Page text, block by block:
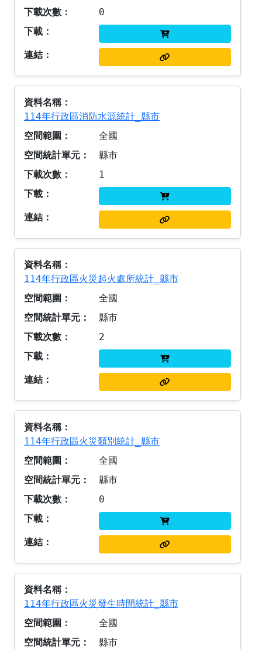
0
114年行政區消防水源統計_縣市
全國
縣市
1
114年行政區火災起火處所統計_縣市
全國
縣市
2
114年行政區火災類別統計_縣市
全國
縣市
0
114年行政區火災發生時間統計_縣市
全國
縣市